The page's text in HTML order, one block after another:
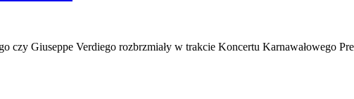
czy Giuseppe Verdiego rozbrzmiały w trakcie Koncertu Karnawałowego